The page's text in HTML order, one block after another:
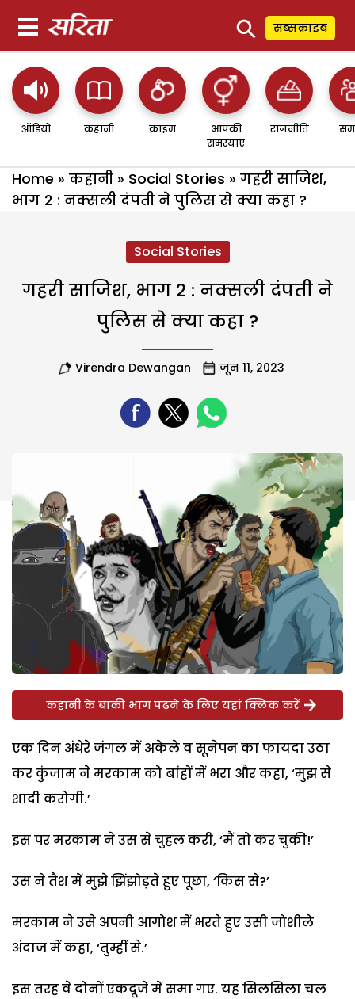
⚲ सब्सक्राइब
ऑडियो कहानी क्राइम
आपकी
समस्याएं
राजनीति
Home » कहानी » Social Stories » गहरी साजिश,
भाग 2 : नक्सली दंपती ने पुलिस से क्या कहा ?
Social Stories
गहरी साजिश, भाग 2 : नक्सली दंपती ने
पुलिस से क्या कहा ?
Virendra Dewangan जून 11, 2023
कहानी के बाकी भाग पढ़ने के लिए यहां क्लिक करें
एक दिन अंधेरे जंगल में अकेले व सूनेपन का फायदा उठा
कर कुंजाम ने मरकाम को बांहों में भरा और कहा, ‘मुझ से
शादी करोगी.’
इस पर मरकाम ने उस से चुहल करी, ‘मैं तो कर चुकी!’
उस ने तैश में मुझे झिंझोड़ते हुए पूछा, ‘किस से?’
मरकाम ने उसे अपनी आगोश में भरते हुए उसी जोशीले
अंदाज में कहा, ‘तुम्हीं से.’
इस तरह वे दोनों एकदूजे में समा गए. यह सिलसिला चल